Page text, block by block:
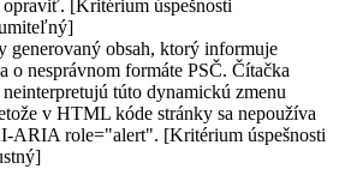
[Kritérium úspešnosti
generovaný obsah, ktorý informuje
o nesprávnom formáte PSČ. Čítačka
túto dynamickú zmenu
v HTML kóde stránky sa nepoužíva
ARIA role="alert". [Kritérium úspešnosti